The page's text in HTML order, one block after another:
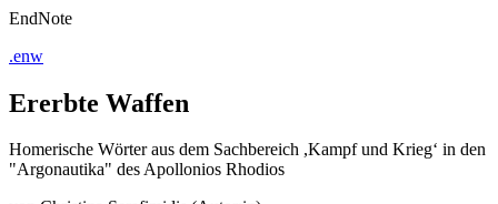
EndNote
.enw
Ererbte Waffen
Homerische Wörter aus dem Sachbereich ,Kampf und Krieg‘ in den
"Argonautika" des Apollonios Rhodios